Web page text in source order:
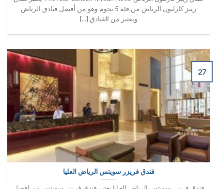
ريتز كارلتون الرياض من فئة 5 نجوم وهو من أفضل فنادق الرياض
ويعتبر من الفنادق [...]
فندق فريزر سويتس الرياض العليا
27